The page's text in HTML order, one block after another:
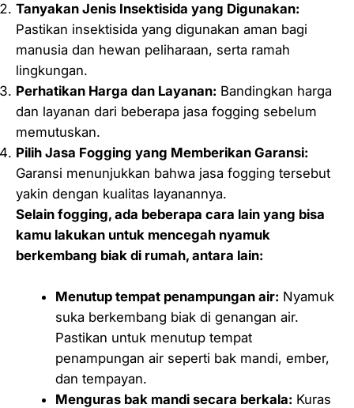
Tanyakan Jenis Insektisida yang Digunakan:
Pastikan insektisida yang digunakan aman bagi
manusia dan hewan peliharaan, serta ramah
lingkungan.
Perhatikan Harga dan Layanan: Bandingkan harga
dan layanan dari beberapa jasa fogging sebelum
memutuskan.
Pilih Jasa Fogging yang Memberikan Garansi:
Garansi menunjukkan bahwa jasa fogging tersebut
yakin dengan kualitas layanannya.
Selain fogging, ada beberapa cara lain yang bisa
kamu lakukan untuk mencegah nyamuk
berkembang biak di rumah, antara lain:
Menutup tempat penampungan air: Nyamuk
suka berkembang biak di genangan air.
Pastikan untuk menutup tempat
penampungan air seperti bak mandi, ember,
dan tempayan.
Menguras bak mandi secara berkala: Kuras